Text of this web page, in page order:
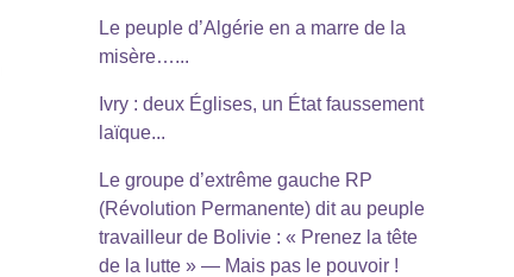
Le peuple d’Algérie en a marre de la
misère…...
Ivry : deux Églises, un État faussement
laïque...
Le groupe d’extrême gauche RP
(Révolution Permanente) dit au peuple
travailleur de Bolivie : « Prenez la tête
de la lutte » — Mais pas le pouvoir !